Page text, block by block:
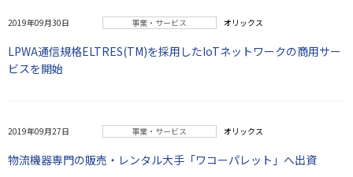
2019年09月30日 事業・サービス オリックス
LPWA通信規格ELTRES(TM)を採用したIoTネットワークの商用サー
ビスを開始
2019年09月27日 事業・サービス オリックス
物流機器専門の販売・レンタル大手「ワコーパレット」へ出資